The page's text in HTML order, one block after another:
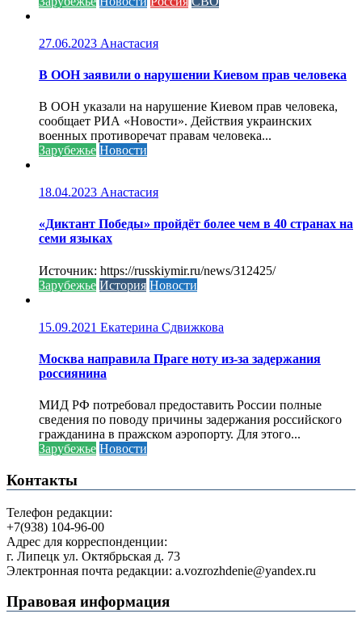
27.06.2023 Анастасия
В ООН заявили о нарушении Киевом прав человека
В ООН указали на нарушение Киевом прав человека,
сообщает РИА «Новости». Действия украинских
военных противоречат правам человека...
Зарубежье Новости
18.04.2023 Анастасия
«Диктант Победы» пройдёт более чем в 40 странах на
семи языках
Источник: https://russkiymir.ru/news/312425/
Зарубежье История Новости
15.09.2021 Екатерина Сдвижкова
Москва направила Праге ноту из-за задержания
россиянина
МИД РФ потребовал предоставить России полные
сведения по поводу причины задержания российского
гражданина в пражском аэропорту. Для этого...
Зарубежье Новости
Контакты
Телефон редакции:
+7(938) 104-96-00
Адрес для корреспонденции:
г. Липецк ул. Октябрьская д. 73
Электронная почта редакции: a.vozrozhdenie@yandex.ru
Правовая информация